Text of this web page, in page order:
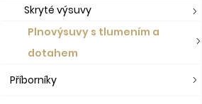
Skryté výsuvy
Plnovýsuvy s tlumením a
dotahem
Příborníky